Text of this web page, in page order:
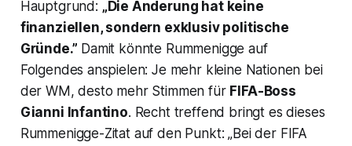
Hauptgrund: „Die Änderung hat keine
finanziellen, sondern exklusiv politische
Gründe.” Damit könnte Rummenigge auf
Folgendes anspielen: Je mehr kleine Nationen bei
der WM, desto mehr Stimmen für FIFA-Boss
Gianni Infantino. Recht treffend bringt es dieses
Rummenigge-Zitat auf den Punkt: „Bei der FIFA